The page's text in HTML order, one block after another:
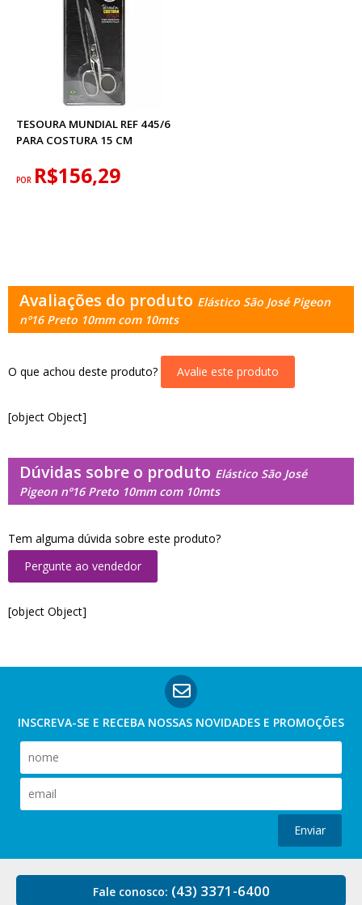
TESOURA MUNDIAL REF 445/6
PARA COSTURA 15 CM
POR R$156,29
Avaliações do produto Elástico São José Pigeon
nº16 Preto 10mm com 10mts
O que achou deste produto? Avalie este produto
[object Object]
Dúvidas sobre o produto Elástico São José
Pigeon nº16 Preto 10mm com 10mts
Tem alguma dúvida sobre este produto?
Pergunte ao vendedor
[object Object]
INSCREVA-SE E RECEBA NOSSAS NOVIDADES E PROMOÇÕES
Enviar
Fale conosco: (43) 3371-6400